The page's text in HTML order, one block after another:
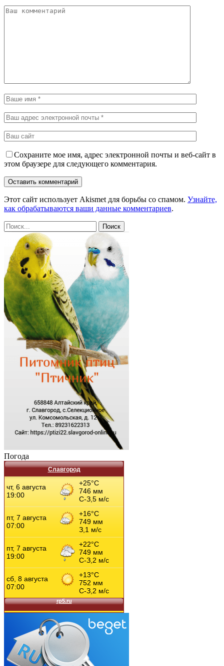
Сохраните мое имя, адрес электронной почты и веб-сайт в
этом браузере для следующего комментария.
Этот сайт использует Akismet для борьбы со спамом. Узнайте,
как обрабатываются ваши данные комментариев.
Погода
Славгород